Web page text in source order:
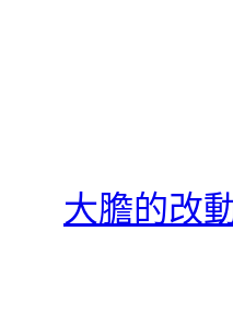
大膽的改